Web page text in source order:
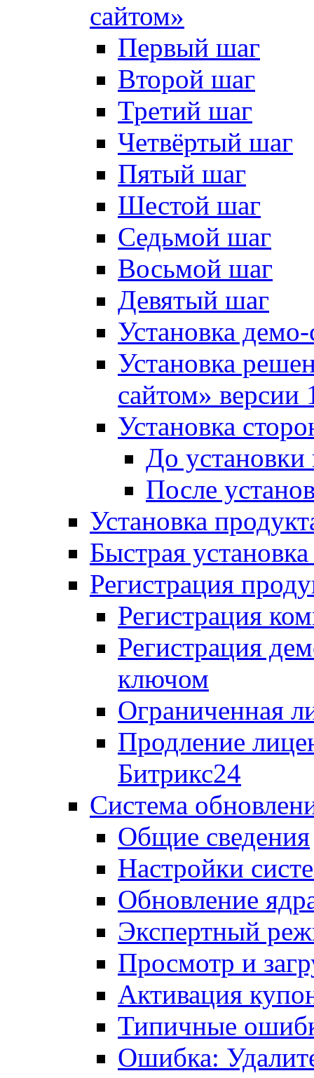
сайтом»
Первый шаг
Второй шаг
Третий шаг
Четвёртый шаг
Пятый шаг
Шестой шаг
Седьмой шаг
Восьмой шаг
Девятый шаг
Установка
Установка
сайтом»
Установка
До установки
После
Установка
Быстрая
Регистрация
Регистрация
Регистрация
ключом
Ограниченная
Продление
Битрикс24
Система
Общие сведения
Настройки
Обновление
Экспертный
Просмотр и
Активация
Типичные
Ошибка: